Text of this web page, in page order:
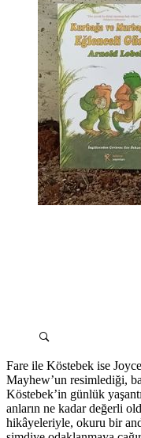
Fare ile Köstebek ise
Mayhew’un resimlediği,
Köstebek’in günlük
anların ne kadar değerli
hikâyeleriyle, okuru bir